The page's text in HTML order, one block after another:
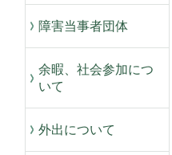
障害当事者団体
余暇、社会参加につ
いて
外出について